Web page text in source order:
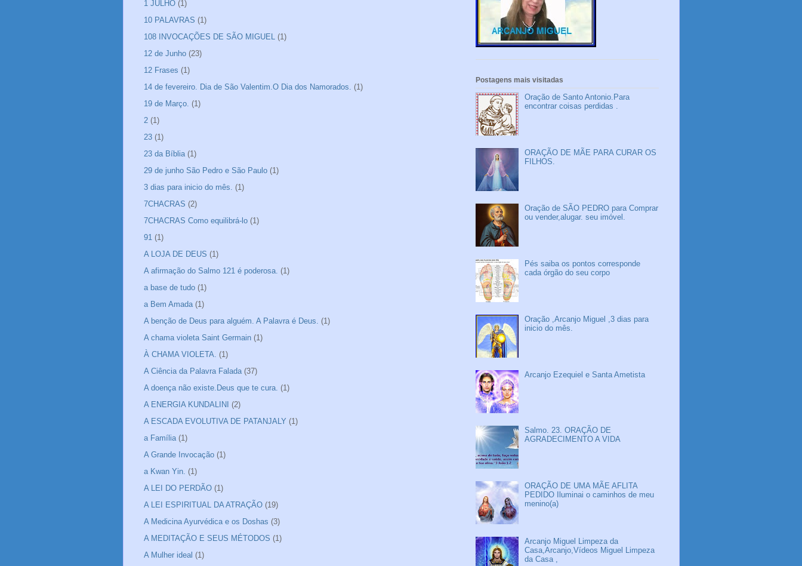
1 JULHO (1)
10 PALAVRAS (1)
108 INVOCAÇÕES DE SÃO MIGUEL
(1)
12 de Junho (23)
12 Frases (1)
14 de fevereiro. Dia de São Valentim.O Dia dos Namorados. (1)
19 de Março. (1)
2 (1)
23 (1)
23 da Bíblia (1)
29 de junho São Pedro e São Paulo (1)
3 dias para inicio do mês. (1)
7CHACRAS (2)
7CHACRAS Como equilibrá-lo (1)
91 (1)
A LOJA DE DEUS (1)
A afirmação do Salmo 121 é poderosa. (1)
a base de tudo (1)
a Bem Amada (1)
A benção de Deus para alguém. A Palavra é Deus. (1)
A chama violeta Saint Germain (1)
À CHAMA VIOLETA. (1)
A Ciência da Palavra Falada (37)
A doença não existe.Deus que te cura. (1)
A ENERGIA KUNDALINI
(2)
A ESCADA EVOLUTIVA DE PATANJALY (1)
a Família (1)
A Grande Invocação (1)
a Kwan Yin. (1)
A LEI DO PERDÃO (1)
A LEI ESPIRITUAL DA ATRAÇÃO (19)
A Medicina Ayurvédica e os Doshas (3)
A MEDITAÇÃO E SEUS MÉTODOS (1)
A Mulher ideal (1)
Postagens mais visitadas
Oração de Santo Antonio.Para
encontrar coisas perdidas .
ORAÇÃO DE MÃE PARA CURAR OS
FILHOS.
Oração de SÃO PEDRO para Comprar
ou vender,alugar. seu imóvel.
Pés saiba os pontos corresponde
cada órgão do seu corpo
Oração ,Arcanjo Miguel ,3 dias para
inicio do mês.
Arcanjo Ezequiel e Santa Ametista
Salmo. 23. ORAÇÃO DE
AGRADECIMENTO A VIDA
ORAÇÃO DE UMA MÃE AFLITA
PEDIDO Iluminai o caminhos de meu
menino(a)
Arcanjo Miguel Limpeza da
Casa,Arcanjo,Vídeos Miguel Limpeza
da Casa ,